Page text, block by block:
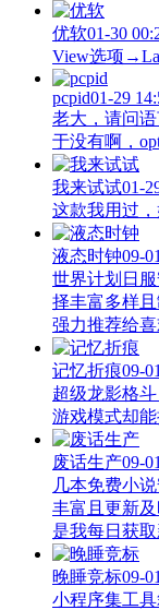
优软01-30
View‌选项
pcpid01-29
老大，请问
于没有啊，
我来试试01-
这款我用过，
液态时钟09-
世界计划日
择丰富多样
强力推荐给
记忆折痕09-
超级龙影格
游戏模式却
废话生产09-
几本免费小
丰富且更新
是我每日获
晚睡竞标09-
小程序集工